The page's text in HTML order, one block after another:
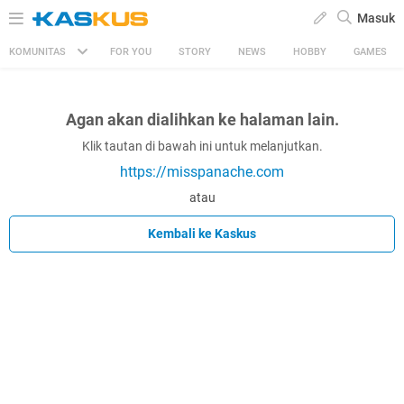
Masuk
KOMUNITAS FOR YOU STORY NEWS HOBBY GAMES
Agan akan dialihkan ke halaman lain.
Klik tautan di bawah ini untuk melanjutkan.
https://misspanache.com
atau
Kembali ke Kaskus